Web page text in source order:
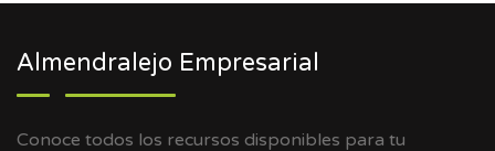
Almendralejo Empresarial
Conoce todos los recursos disponibles para tu